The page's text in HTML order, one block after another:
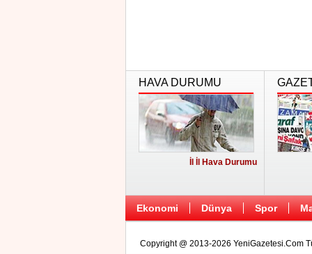
HAVA DURUMU
İl İl Hava Durumu
Ekonomi Dünya Spor
Copyright @ 2013-2026 YeniGazetesi.Com